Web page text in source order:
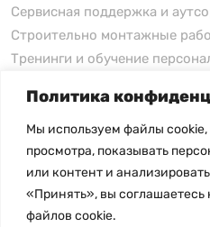
Политика
Мы используем файлы
просмотра, показывать
или контент и
«Принять», вы
файлов cookie.
Сервисная поддержка и
Строительно монтажные
Тренинги и обучение
xFusion
xFusion
xFusion AI Solution
Цены на товары не